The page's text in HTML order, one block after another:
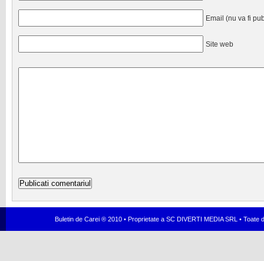
Email (nu va fi
Site web
Buletin de Carei ® 2010 • Proprietate a SC DIVERTI MEDIA SRL •